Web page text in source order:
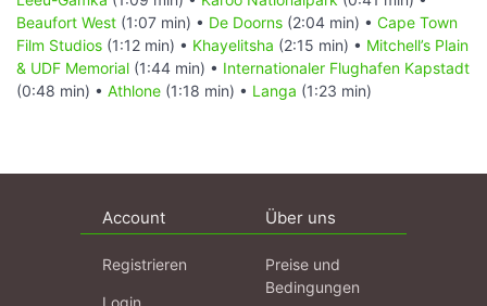
Beaufort West (1:07 min) • De Doorns (2:04 min) • Cape Town
Film Studios (1:12 min) • Khayelitsha (2:15 min) • Mitchell’s Plain
& UDF Memorial (1:44 min) • Internationaler Flughafen Kapstadt
(0:48 min) • Athlone (1:18 min) • Langa (1:23 min)
Account
Registrieren
Login
Über uns
Preise und
Bedingungen